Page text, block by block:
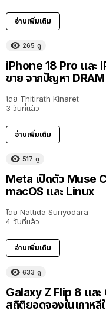
อ่านเพิ่มเติม
265 ดู
iPhone 18 Pro และ
ขาย จากปัญหา DRAM
โดย Thitirath Kinaret
3 วันที่แล้ว
อ่านเพิ่มเติม
517 ดู
Meta เปิดตัว Muse
macOS และ Linux
โดย Nattida Suriyodara
4 วันที่แล้ว
อ่านเพิ่มเติม
633 ดู
Galaxy Z Flip 8 แล
สถิติยอดจองในเกาหลี